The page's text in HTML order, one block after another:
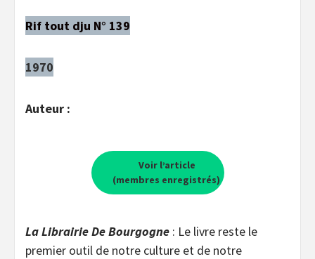
Rif tout dju N° 139
1970
Auteur :
Voir l’article
(membres enregistrés)
La Librairie De Bourgogne : Le livre reste le
premier outil de notre culture et de notre